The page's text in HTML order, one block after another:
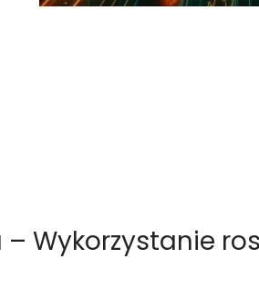
– Wykorzystanie